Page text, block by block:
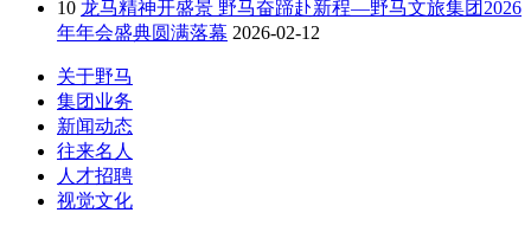
10 龙马精神开盛景 野马奋蹄赴新程—野马文旅集团2026
年年会盛典圆满落幕 2026-02-12
关于野马
集团业务
新闻动态
往来名人
人才招聘
视觉文化